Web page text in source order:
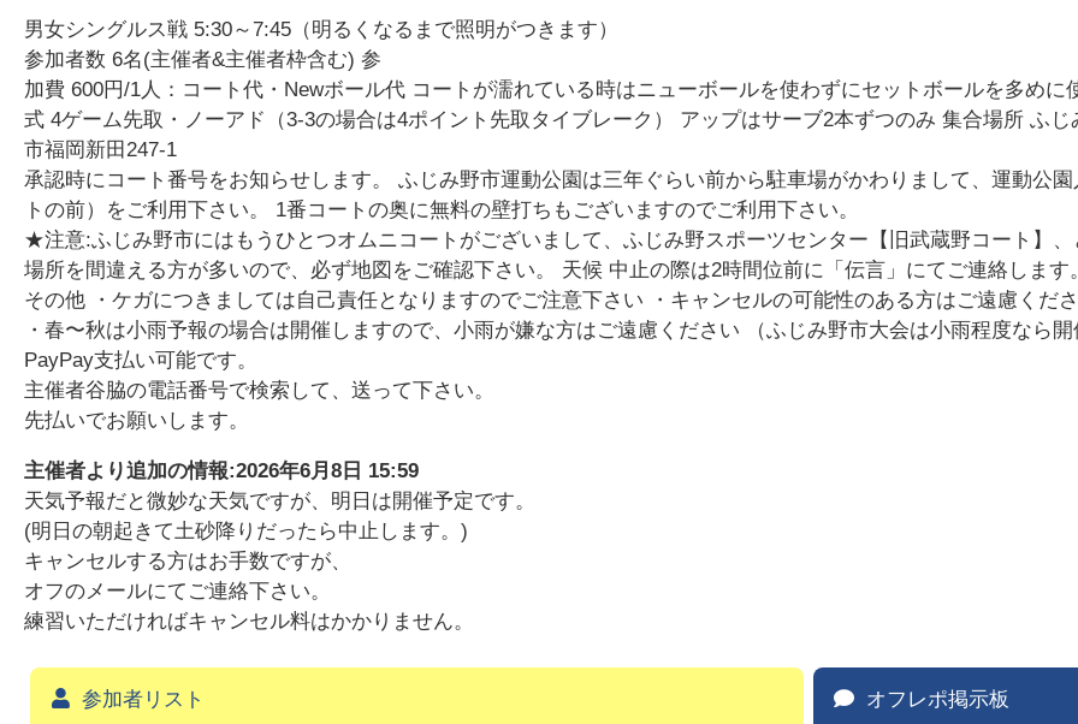
男女シングルス戦 5:30～7:45（明るくなるまで照明がつきます）
参加者数 6名(主催者&主催者枠含む) 参
加費 600円/1人：コート代・Newボール代 コートが濡れている時はニューボールを使わずにセットボールを多め
式 4ゲーム先取・ノーアド（3-3の場合は4ポイント先取タイブレーク） アップはサーブ2本ずつのみ 集合場所 ふ
市福岡新田247-1
承認時にコート番号をお知らせします。 ふじみ野市運動公園は三年ぐらい前から駐車場がかわりまして、運動公
トの前）をご利用下さい。 1番コートの奥に無料の壁打ちもございますのでご利用下さい。
★注意:ふじみ野市にはもうひとつオムニコートがございまして、ふじみ野スポーツセンター【旧武蔵野コート】
場所を間違える方が多いので、必ず地図をご確認下さい。 天候 中止の際は2時間位前に「伝言」にてご連絡します
その他 ・ケガにつきましては自己責任となりますのでご注意下さい ・キャンセルの可能性のある方はご遠慮くだ
・春〜秋は小雨予報の場合は開催しますので、小雨が嫌な方はご遠慮ください （ふじみ野市大会は小雨程度なら開
PayPay支払い可能です。
主催者谷脇の電話番号で検索して、送って下さい。
先払いでお願いします。
主催者より追加の情報:2026年6月8日 15:59
天気予報だと微妙な天気ですが、明日は開催予定です。
(明日の朝起きて土砂降りだったら中止します。)
キャンセルする方はお手数ですが、
オフのメールにてご連絡下さい。
練習いただければキャンセル料はかかりません。
参加者リスト オフレポ掲示板